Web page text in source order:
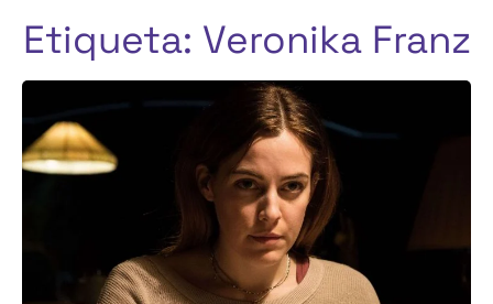
Etiqueta: Veronika Franz